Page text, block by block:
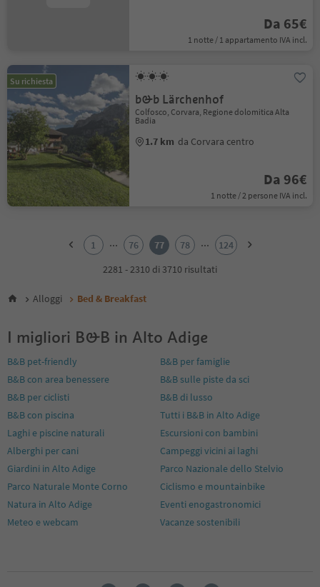
Da 65€
1 notte / 1 appartamento IVA incl.
Su richiesta
b&b Lärchenhof
Colfosco, Corvara, Regione dolomitica Alta
Badia
1.7 km da Corvara centro
Da 96€
1 notte / 2 persone IVA incl.
6
11
12
13
14
16
17
18
19
21
22
1 ... 76 77 78 ...
124
2281 - 2310 di 3710 risultati
Alloggi Bed & Breakfast
I migliori B&B in Alto Adige
B&B pet-friendly
B&B per famiglie
B&B con area benessere
B&B sulle piste da sci
B&B per ciclisti
B&B di lusso
B&B con piscina
Tutti i B&B in Alto Adige
Laghi e piscine naturali
Escursioni con bambini
Alberghi per cani
Campeggi vicini ai laghi
Giardini in Alto Adige
Parco Nazionale dello Stelvio
Parco Naturale Monte Corno
Ciclismo e mountainbike
Natura in Alto Adige
Eventi enogastronomici
Meteo e webcam
Vacanze sostenibili